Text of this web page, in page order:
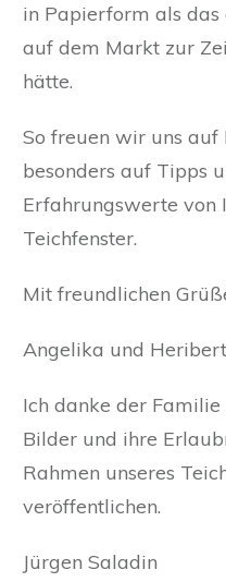
in Papierform als das
auf dem Markt zur
hätte.
So freuen wir uns
besonders auf Tipps
Erfahrungswerte von
Teichfenster.
Mit freundlichen
Angelika und
Ich danke der
Bilder und ihre
Rahmen unseres
veröffentlichen.
Jürgen Saladin